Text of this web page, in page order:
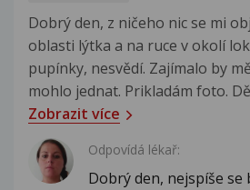
Dobrý den, z ničeho nic se mi
oblasti lýtka a na ruce v okolí
pupínky, nesvědí. Zajímalo by
mohlo jednat. Prikladám foto.
Zobrazit více
Odpovídá lékař:
Dobrý den, nejspíše se